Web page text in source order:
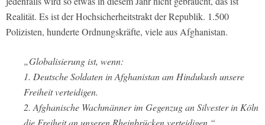
Realität. Es ist der Hochsicherheitstrakt der Republik. 1.500
Polizisten, hunderte Ordnungskräfte, viele aus Afghanistan.
„Globalisierung ist, wenn:
1. Deutsche Soldaten in Afghanistan am Hindukush unsere
Freiheit verteidigen.
2. Afghanische Wachmänner im Gegenzug an Silvester in Köln
die Freiheit an unseren Rheinbrücken verteidigen.“